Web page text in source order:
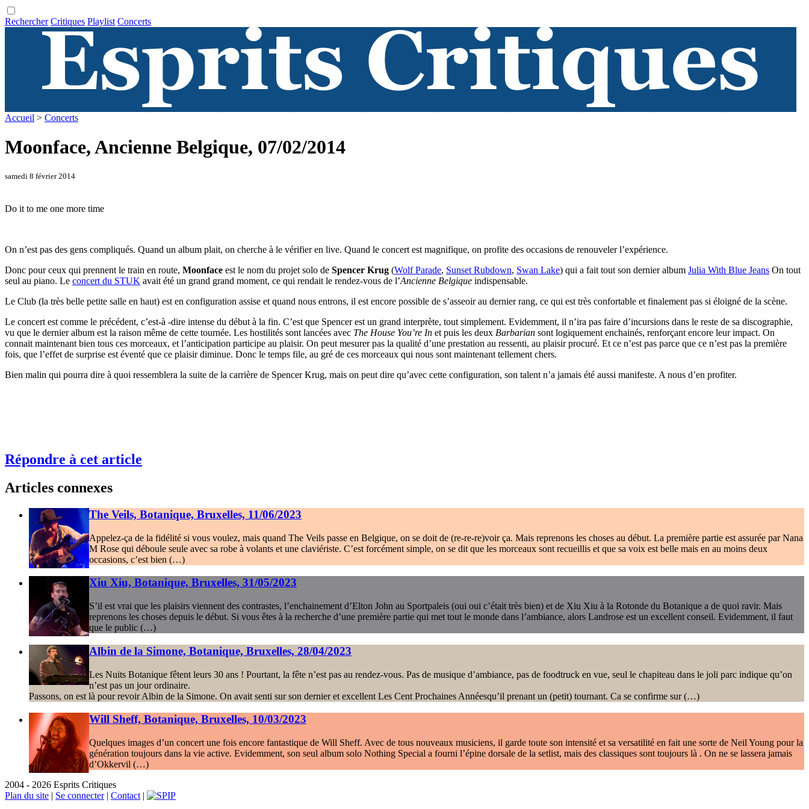
Rechercher Critiques Playlist Concerts
Accueil > Concerts
Moonface, Ancienne Belgique, 07/02/2014
samedi 8 février 2014
Do it to me one more time
On n’est pas des gens compliqués. Quand un album plait, on cherche à le vérifier en live. Quand le concert est magnifique, on profite des occasions de renouveler l’expérience.
Donc pour ceux qui prennent le train en route, Moonface est le nom du projet solo de Spencer Krug (Wolf Parade, Sunset Rubdown, Swan Lake) qui a fait tout son dernier album Julia With Blue Jeans On tout
seul au piano. Le concert du STUK avait été un grand grand moment, ce qui rendait le rendez-vous de l’Ancienne Belgique indispensable.
Le Club (la très belle petite salle en haut) est en configuration assise et quand nous entrons, il est encore possible de s’asseoir au dernier rang, ce qui est très confortable et finalement pas si éloigné de la scène.
Le concert est comme le précédent, c’est-à -dire intense du début à la fin. C’est que Spencer est un grand interprète, tout simplement. Evidemment, il n’ira pas faire d’incursions dans le reste de sa discographie,
vu que le dernier album est la raison même de cette tournée. Les hostilités sont lancées avec The House You’re In et puis les deux Barbarian sont logiquement enchainés, renforçant encore leur impact. On
connait maintenant bien tous ces morceaux, et l’anticipation participe au plaisir. On peut mesurer pas la qualité d’une prestation au ressenti, au plaisir procuré. Et ce n’est pas parce que ce n’est pas la première
fois, que l’effet de surprise est éventé que ce plaisir diminue. Donc le temps file, au gré de ces morceaux qui nous sont maintenant tellement chers.
Bien malin qui pourra dire à quoi ressemblera la suite de la carrière de Spencer Krug, mais on peut dire qu’avec cette configuration, son talent n’a jamais été aussi manifeste. A nous d’en profiter.
Répondre à cet article
Articles connexes
The Veils, Botanique, Bruxelles, 11/06/2023
Appelez-ça de la fidélité si vous voulez, mais quand The Veils passe en Belgique, on se doit de (re-re-re)voir ça. Mais reprenons les choses au début. La première partie est assurée par Nana
M Rose qui déboule seule avec sa robe à volants et une claviériste. C’est forcément simple, on se dit que les morceaux sont recueillis et que sa voix est belle mais en au moins deux
occasions, c’est bien (…)
Xiu Xiu, Botanique, Bruxelles, 31/05/2023
S’il est vrai que les plaisirs viennent des contrastes, l’enchainement d’Elton John au Sportpaleis (oui oui c’était très bien) et de Xiu Xiu à la Rotonde du Botanique a de quoi ravir. Mais
reprenons les choses depuis le début. Si vous êtes à la recherche d’une première partie qui met tout le monde dans l’ambiance, alors Landrose est un excellent conseil. Evidemment, il faut
que le public (…)
Albin de la Simone, Botanique, Bruxelles, 28/04/2023
Les Nuits Botanique fêtent leurs 30 ans ! Pourtant, la fête n’est pas au rendez-vous. Pas de musique d’ambiance, pas de foodtruck en vue, seul le chapiteau dans le joli parc indique qu’on
n’est pas un jour ordinaire.
Passons, on est là pour revoir Albin de la Simone. On avait senti sur son dernier et excellent Les Cent Prochaines Annéesqu’il prenant un (petit) tournant. Ca se confirme sur (…)
Will Sheff, Botanique, Bruxelles, 10/03/2023
Quelques images d’un concert une fois encore fantastique de Will Sheff. Avec de tous nouveaux musiciens, il garde toute son intensité et sa versatilité en fait une sorte de Neil Young pour la
génération toujours dans la vie active. Evidemment, son seul album solo Nothing Special a fourni l’épine dorsale de la setlist, mais des classiques sont toujours là . On ne se lassera jamais
d’Okkervil (…)
2004 - 2026 Esprits Critiques
Plan du site | Se connecter| Contact |